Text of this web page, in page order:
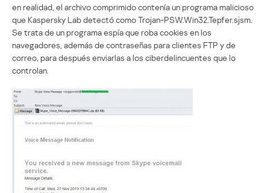
en realidad, el archivo comprimido contenía un programa malicioso
que Kaspersky Lab detectó como Trojan-PSW.Win32.Tepfer.sjsm.
Se trata de un programa espía que roba cookies en los
navegadores, además de contraseñas para clientes FTP y de
correo, para después enviarlas a los ciberdelincuentes que lo
controlan.